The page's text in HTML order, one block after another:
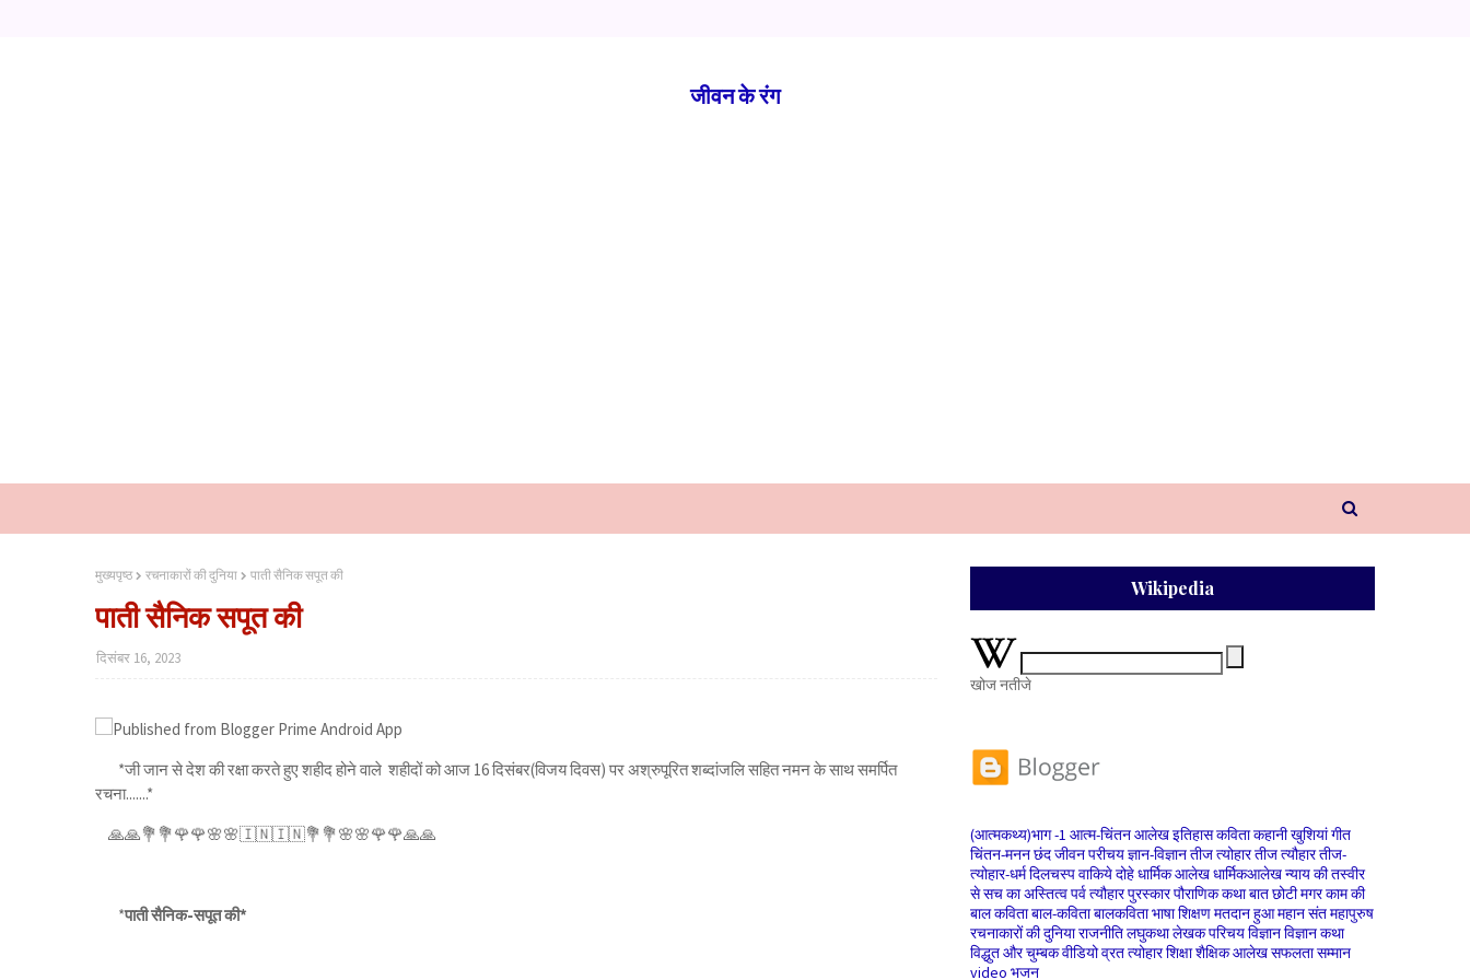
जीवन के रंग
मुख्यपृष्ठ रचनाकारों की दुनिया पाती सैनिक सपूत की
पाती सैनिक सपूत की
दिसंबर 16, 2023
*जी जान से देश की रक्षा करते हुए शहीद होने वाले शहीदों को आज 16 दिसंबर(विजय दिवस) पर अश्रुपूरित शब्दांजलि सहित नमन के साथ समर्पित
रचना.......*
🙏🙏💐💐🌹🌹🌸🌸🇮🇳🇮🇳💐💐🌸🌸🌹🌹🙏🙏
*पाती सैनिक-सपूत की*
Wikipedia
खोज नतीजे
(आत्मकथ्य)भाग -1 आत्म-चिंतनआलेखइतिहासकविताकहानीखुशियांगीत
चिंतन-मननछंदजीवन परीचयज्ञान-विज्ञानतीज त्योहारतीज त्यौहारतीज-
त्योहार-धर्मदिलचस्प वाकियेदोहेधार्मिक आलेखधार्मिकआलेखन्याय की तस्वीर
से सच का अस्तित्वपर्व त्यौहारपुरस्कारपौराणिक कथाबात छोटी मगर काम की
बाल कविताबाल-कविताबालकविताभाषा शिक्षणमतदान हुआमहान संतमहापुरुष
रचनाकारों की दुनियाराजनीतिलघुकथालेखक परिचयविज्ञानविज्ञान कथा
विद्धुत और चुम्बकवीडियोव्रत त्योहारशिक्षाशैक्षिक आलेखसफलतासम्मान
video भजन